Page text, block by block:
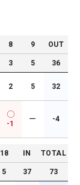
8 9 OUT
3 5 36
2 5 32
-1
ー -4
18 IN TOTAL
5 37 73